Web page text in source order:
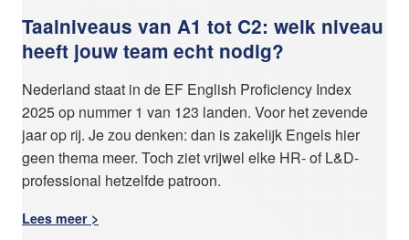
Taalniveaus van A1 tot C2: welk niveau
heeft jouw team echt nodig?
Nederland staat in de EF English Proficiency Index
2025 op nummer 1 van 123 landen. Voor het zevende
jaar op rij. Je zou denken: dan is zakelijk Engels hier
geen thema meer. Toch ziet vrijwel elke HR- of L&D-
professional hetzelfde patroon.
Lees meer >